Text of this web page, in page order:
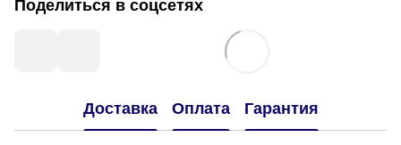
Поделиться в соцсетях
Доставка Оплата Гарантия